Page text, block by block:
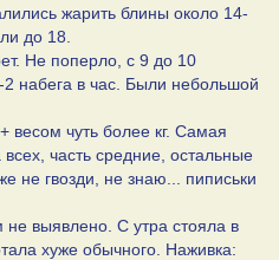
жарить блины около 14-
до 18.
Не поперло, с 9 до 10
набега в час. Были небольшой
весом чуть более кг. Самая
часть средние, остальные
не гвозди, не знаю... пиписьки
выявлено. С утра стояла в
хуже обычного. Наживка: